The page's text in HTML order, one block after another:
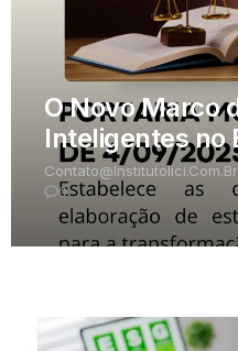
O Novo Marco
Inteligentes no
Contato@institutolici.com.br
0